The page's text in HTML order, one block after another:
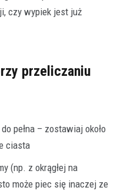
czy wypiek jest już
przeliczaniu
pełna – zostawiaj około
ciasta
(np. z okrągłej na
może piec się inaczej ze